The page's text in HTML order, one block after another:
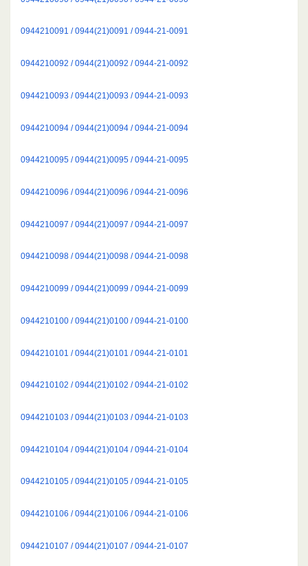
0944210091 / 0944(21)0091 / 0944-21-0091
0944210092 / 0944(21)0092 / 0944-21-0092
0944210093 / 0944(21)0093 / 0944-21-0093
0944210094 / 0944(21)0094 / 0944-21-0094
0944210095 / 0944(21)0095 / 0944-21-0095
0944210096 / 0944(21)0096 / 0944-21-0096
0944210097 / 0944(21)0097 / 0944-21-0097
0944210098 / 0944(21)0098 / 0944-21-0098
0944210099 / 0944(21)0099 / 0944-21-0099
0944210100 / 0944(21)0100 / 0944-21-0100
0944210101 / 0944(21)0101 / 0944-21-0101
0944210102 / 0944(21)0102 / 0944-21-0102
0944210103 / 0944(21)0103 / 0944-21-0103
0944210104 / 0944(21)0104 / 0944-21-0104
0944210105 / 0944(21)0105 / 0944-21-0105
0944210106 / 0944(21)0106 / 0944-21-0106
0944210107 / 0944(21)0107 / 0944-21-0107